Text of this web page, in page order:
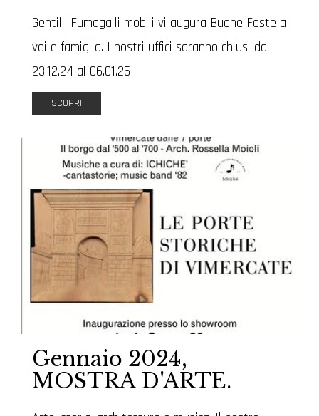
Gentili, Fumagalli mobili vi augura Buone Feste a
voi e famiglia. I nostri uffici saranno chiusi dal
23.12.24 al 06.01.25
SCOPRI
Gennaio 2024,
MOSTRA D'ARTE.